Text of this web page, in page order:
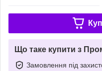
Що таке купити з
Замовлення під